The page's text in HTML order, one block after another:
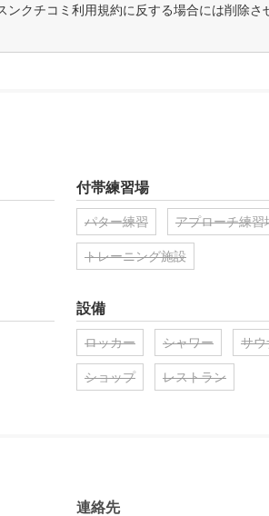
クチコミ利用規約に反する場合には削除さ
付帯練習場
パター練習 アプローチ練習
トレーニング施設
設備
ロッカー シャワー サウ
ショップ レストラン
連絡先